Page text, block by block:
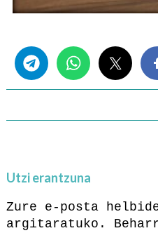
Utzi erantzuna
Zure e-posta
argitaratuko.